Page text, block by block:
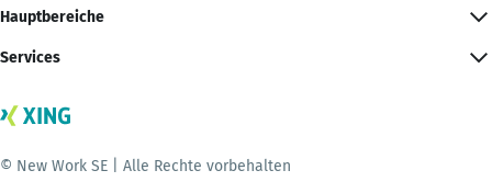
Hauptbereiche
Services
© New Work SE | Alle Rechte vorbehalten